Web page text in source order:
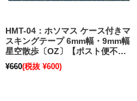
HMT-04：ホソマス ケース付きマ
スキングテープ 6mm幅・9mm幅
星空散歩〔OZ〕【ポスト便不
可】【旧パッケージ】
¥660(税抜 ¥600)